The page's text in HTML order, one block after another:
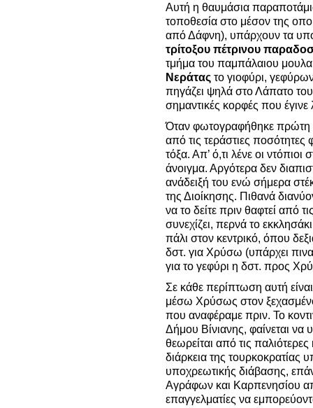
Αυτή η θαυμάσια
τοποθεσία στο μέσον της
από Δάφνη), υπάρχουν τα
τρίτοξου πέτρινου
τμήμα του παμπάλαιου
Νεράτας το γιοφύρι,
πηγάζει ψηλά στο Λάπατο
σημαντικές κορφές που
Όταν φωτογραφήθηκε πρώτη
από τις τεράστιες
τόξα. Απ’ ό,τι λένε οι
άνοιγμα. Αργότερα δεν
ανάδειξή του ενώ σήμερα
της Διοίκησης. Πιθανά
να το δείτε πριν θαφτεί από
συνεχίζει, περνά το
πάλι στον κεντρικό, όπου
δστ. για Χρύσω (υπάρχει
για το γεφύρι η δστ. προς
Σε κάθε περίπτωση αυτή
μέσω Χρύσως στον
που αναφέραμε πριν. Το
Δήμου Βίνιανης, φαίνεται να
θεωρείται από τις
διάρκεια της τουρκοκρατίας
υποχρεωτικής διάβασης,
Αγράφων και Καρπενησίου
επαγγελματίες να